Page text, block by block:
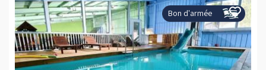
Bon d'armée